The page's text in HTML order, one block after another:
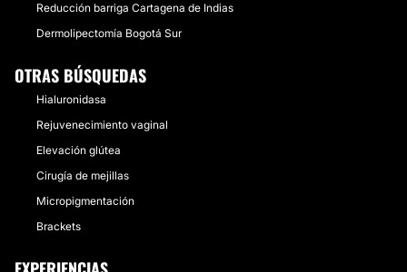
Reducción barriga Cartagena de Indias
Dermolipectomía Bogotá Sur
OTRAS BÚSQUEDAS
Hialuronidasa
Rejuvenecimiento vaginal
Elevación glútea
Cirugía de mejillas
Micropigmentación
Brackets